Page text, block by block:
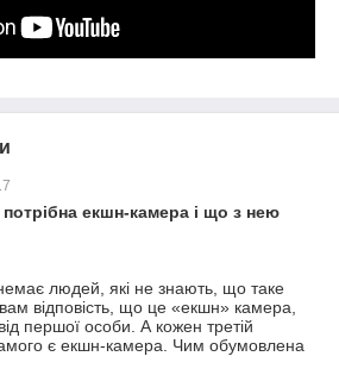
екшн-камера і що з нею
людей, які не знають, що таке
відповість, що це «екшн» камера,
першої особи. А кожен третій
є екшн-камера. Чим обумовлена